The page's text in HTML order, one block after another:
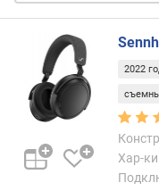
л
ж
е
н
и
й
2022
Хар-